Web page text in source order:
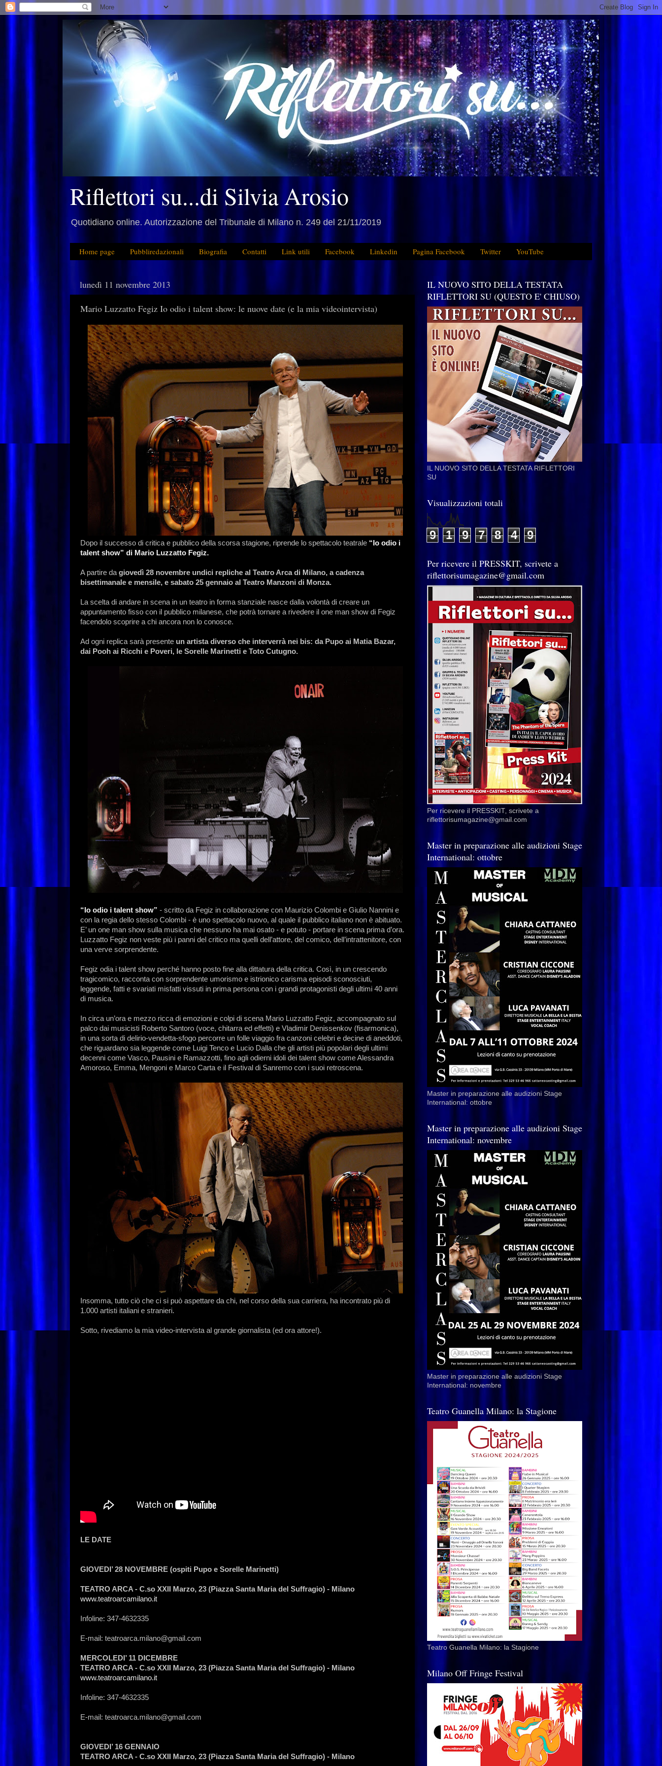
Riflettori su...di Silvia Arosio
Quotidiano online. Autorizzazione del Tribunale di Milano n. 249 del 21/11/2019
Home page Pubbliredazionali Biografia Contatti Link utili Facebook Linkedin Pagina Facebook Twitter YouTube
lunedì 11 novembre 2013
Mario Luzzatto Fegiz Io odio i talent show: le nuove date (e la mia videointervista)
Dopo il successo di critica e pubblico della scorsa stagione, riprende lo spettacolo teatrale “Io odio i
talent show” di Mario Luzzatto Fegiz.
A partire da giovedì 28 novembre undici repliche al Teatro Arca di Milano, a cadenza
bisettimanale e mensile, e sabato 25 gennaio al Teatro Manzoni di Monza.
La scelta di andare in scena in un teatro in forma stanziale nasce dalla volontà di creare un
appuntamento fisso con il pubblico milanese, che potrà tornare a rivedere il one man show di Fegiz
facendolo scoprire a chi ancora non lo conosce.
Ad ogni replica sarà presente un artista diverso che interverrà nei bis: da Pupo ai Matia Bazar,
dai Pooh ai Ricchi e Poveri, le Sorelle Marinetti e Toto Cutugno.
“Io odio i talent show” - scritto da Fegiz in collaborazione con Maurizio Colombi e Giulio Nannini e
con la regia dello stesso Colombi - è uno spettacolo nuovo, al quale il pubblico italiano non è abituato.
E’ un one man show sulla musica che nessuno ha mai osato - e potuto - portare in scena prima d’ora.
Luzzatto Fegiz non veste più i panni del critico ma quelli dell’attore, del comico, dell’intrattenitore, con
una verve sorprendente.
Fegiz odia i talent show perché hanno posto fine alla dittatura della critica. Così, in un crescendo
tragicomico, racconta con sorprendente umorismo e istrionico carisma episodi sconosciuti,
leggende, fatti e svariati misfatti vissuti in prima persona con i grandi protagonisti degli ultimi 40 anni
di musica.
In circa un’ora e mezzo ricca di emozioni e colpi di scena Mario Luzzatto Fegiz, accompagnato sul
palco dai musicisti Roberto Santoro (voce, chitarra ed effetti) e Vladimir Denissenkov (fisarmonica),
in una sorta di delirio-vendetta-sfogo percorre un folle viaggio fra canzoni celebri e decine di aneddoti,
che riguardano sia leggende come Luigi Tenco e Lucio Dalla che gli artisti più popolari degli ultimi
decenni come Vasco, Pausini e Ramazzotti, fino agli odierni idoli dei talent show come Alessandra
Amoroso, Emma, Mengoni e Marco Carta e il Festival di Sanremo con i suoi retroscena.
Insomma, tutto ciò che ci si può aspettare da chi, nel corso della sua carriera, ha incontrato più di
1.000 artisti italiani e stranieri.
Sotto, rivediamo la mia video-intervista al grande giornalista (ed ora attore!).
LE DATE
GIOVEDI’ 28 NOVEMBRE (ospiti Pupo e Sorelle Marinetti)
TEATRO ARCA - C.so XXII Marzo, 23 (Piazza Santa Maria del Suffragio) - Milano
www.teatroarcamilano.it
Infoline: 347-4632335
E-mail: teatroarca.milano@gmail.com
MERCOLEDI’ 11 DICEMBRE
TEATRO ARCA - C.so XXII Marzo, 23 (Piazza Santa Maria del Suffragio) - Milano
www.teatroarcamilano.it
Infoline: 347-4632335
E-mail: teatroarca.milano@gmail.com
GIOVEDI’ 16 GENNAIO
TEATRO ARCA - C.so XXII Marzo, 23 (Piazza Santa Maria del Suffragio) - Milano
IL NUOVO SITO DELLA TESTATA
RIFLETTORI SU (QUESTO E' CHIUSO)
IL NUOVO SITO DELLA TESTATA RIFLETTORI
SU
Visualizzazioni totali
9 1 9 7 8 4 9
Per ricevere il PRESSKIT, scrivete a
riflettorisumagazine@gmail.com
Per ricevere il PRESSKIT, scrivete a
riflettorisumagazine@gmail.com
Master in preparazione alle audizioni Stage
International: ottobre
Master in preparazione alle audizioni Stage
International: ottobre
Master in preparazione alle audizioni Stage
International: novembre
Master in preparazione alle audizioni Stage
International: novembre
Teatro Guanella Milano: la Stagione
Teatro Guanella Milano: la Stagione
Milano Off Fringe Festival